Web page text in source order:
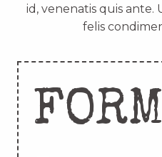
id, venenatis quis
felis